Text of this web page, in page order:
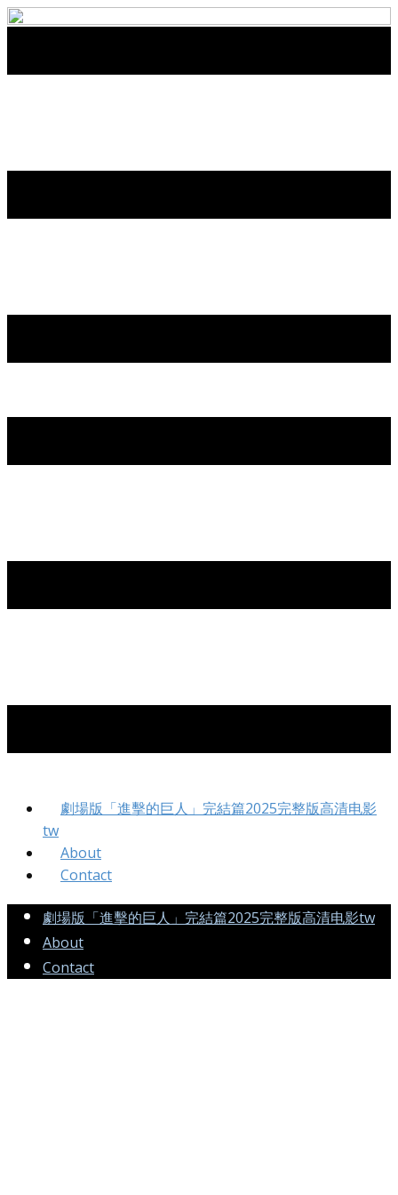
劇場版「進擊的巨人」完結篇2025完整版高清电影
tw
About
Contact
劇場版「進擊的巨人」完結篇2025完整版高清电影tw
About
Contact